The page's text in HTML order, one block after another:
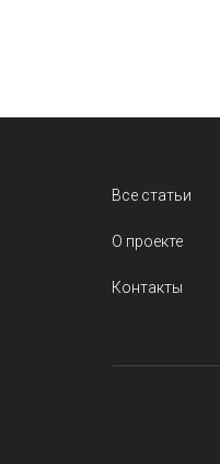
Все статьи
О проекте
Контакты